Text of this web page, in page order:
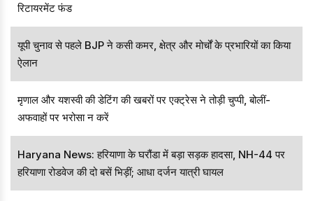
रिटायरमेंट फंड
यूपी चुनाव से पहले BJP ने कसी कमर, क्षेत्र और मोर्चों के प्रभारियों का किया
ऐलान
मृणाल और यशस्वी की डेटिंग की खबरों पर एक्ट्रेस ने तोड़ी चुप्पी, बोलीं-
अफवाहों पर भरोसा न करें
Haryana News: हरियाणा के घरौंडा में बड़ा सड़क हादसा, NH-44 पर
हरियाणा रोडवेज की दो बसें भिड़ीं; आधा दर्जन यात्री घायल